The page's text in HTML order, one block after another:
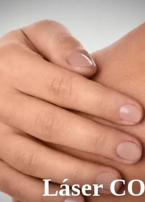
Láser